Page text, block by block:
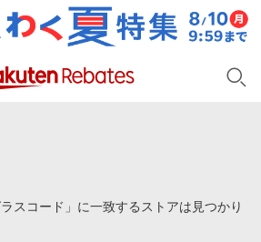
スコード」に一致するストアは見つかり